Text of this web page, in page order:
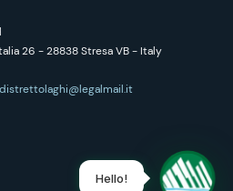
26 - 28838 Stresa VB - Italy
distrettolaghi@legalmail.it